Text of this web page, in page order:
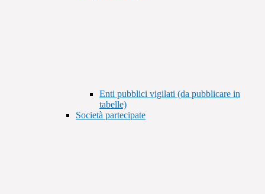
Enti pubblici vigilati (da pubblicare in
tabelle)
Società partecipate